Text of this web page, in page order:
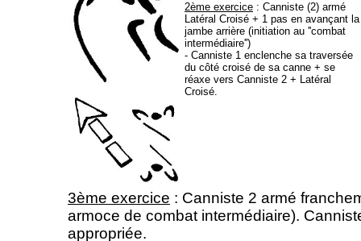
2ème exercice : Canniste (2) armé
Latéral Croisé + 1 pas en avançant la
jambe arrière (initiation au ''combat
intermédiaire'')
- Canniste 1 enclenche sa traversée
du côté croisé de sa canne + se
réaxe vers Canniste 2 + Latéral
Croisé.
3ème exercice : Canniste 2 armé
armoce de combat intermédiaire).
appropriée.